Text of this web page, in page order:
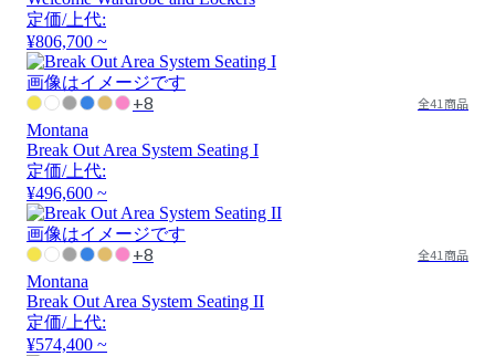
定価/上代:
¥806,700 ~
画像はイメージです
+8 全41商品
Montana
Break Out Area System Seating I
定価/上代:
¥496,600 ~
画像はイメージです
+8 全41商品
Montana
Break Out Area System Seating II
定価/上代:
¥574,400 ~